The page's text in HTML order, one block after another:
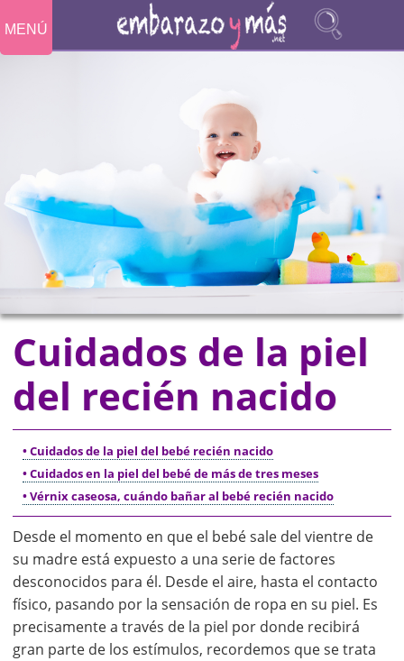
MENÚ
Cuidados de la piel
del recién nacido
• Cuidados de la piel del bebé recién nacido
• Cuidados en la piel del bebé de más de tres meses
• Vérnix caseosa, cuándo bañar al bebé recién nacido
Desde el momento en que el bebé sale del vientre de
su madre está expuesto a una serie de factores
desconocidos para él. Desde el aire, hasta el contacto
físico, pasando por la sensación de ropa en su piel. Es
precisamente a través de la piel por donde recibirá
gran parte de los estímulos, recordemos que se trata